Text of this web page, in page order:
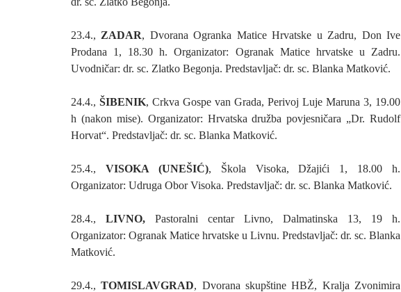
23.4., ZADAR, Dvorana Ogranka Matice Hrvatske u Zadru, Don Ive
Prodana 1, 18.30 h. Organizator: Ogranak Matice hrvatske u Zadru.
Uvodničar: dr. sc. Zlatko Begonja. Predstavljač: dr. sc. Blanka Matković.
24.4., ŠIBENIK, Crkva Gospe van Grada, Perivoj Luje Maruna 3, 19.00
h (nakon mise). Organizator: Hrvatska družba povjesničara „Dr. Rudolf
Horvat“. Predstavljač: dr. sc. Blanka Matković.
25.4., VISOKA (UNEŠIĆ), Škola Visoka, Džajići 1, 18.00 h.
Organizator: Udruga Obor Visoka. Predstavljač: dr. sc. Blanka Matković.
28.4., LIVNO, Pastoralni centar Livno, Dalmatinska 13, 19 h.
Organizator: Ogranak Matice hrvatske u Livnu. Predstavljač: dr. sc. Blanka
Matković.
29.4.,TOMISLAVGRAD, Dvorana skupštine HBŽ, Kralja Zvonimira